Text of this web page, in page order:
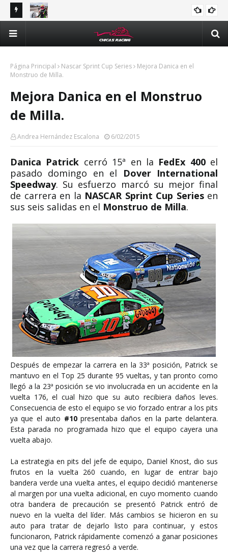
Majo Rodríguez apunta a seguir escalando posiciones en
Challenge Series durante la visita a Querétaro
Página Principal Nascar Sprint Cup Series
Mejora Danica en el
Monstruo de Milla.
Mejora Danica en el Monstruo
de Milla.
Andrea Hernández Escalona 6/02/2015
Danica Patrick cerró 15ª en la FedEx 400el
pasado domingo en el Dover International
Speedway. Su esfuerzo marcó su mejor final
de carrera en la NASCAR Sprint Cup Seriesen
sus seis salidas en el Monstruo de Milla.
Después de empezar la carrera en la 33ª posición, Patrick se
mantuvo en el Top 25 durante 95 vueltas, y tan pronto como
llegó a la 23ª posición se vio involucrada en un accidente en la
vuelta 176, el cual hizo que su auto recibiera daños leves.
Consecuencia de esto el equipo se vio forzado entrar a los pits
ya que el auto #10presentaba daños en la parte delantera.
Esta parada no programada hizo que el equipo cayera una
vuelta abajo.
La estrategia en pits del jefe de equipo, Daniel Knost, dio sus
frutos en la vuelta 260 cuando, en lugar de entrar bajo
bandera verde una vuelta antes, el equipo decidió mantenerse
al margen por una vuelta adicional, en cuyo momento cuando
otra bandera de precaución se presentó Patrick entró de
nuevo en la vuelta del líder. Más cambios se hicieron en su
auto para tratar de dejarlo listo para continuar, y estos
funcionaron, Patrick rápidamente comenzó a ganar posiciones
una vez que la carrera regresó a verde.